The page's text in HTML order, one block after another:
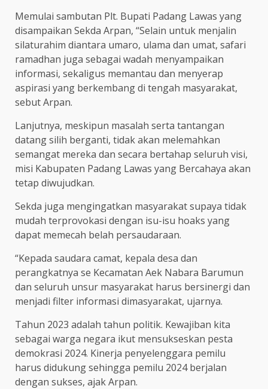
Memulai sambutan Plt. Bupati Padang Lawas yang
disampaikan Sekda Arpan, “Selain untuk menjalin
silaturahim diantara umaro, ulama dan umat, safari
ramadhan juga sebagai wadah menyampaikan
informasi, sekaligus memantau dan menyerap
aspirasi yang berkembang di tengah masyarakat,
sebut Arpan.
Lanjutnya, meskipun masalah serta tantangan
datang silih berganti, tidak akan melemahkan
semangat mereka dan secara bertahap seluruh visi,
misi Kabupaten Padang Lawas yang Bercahaya akan
tetap diwujudkan.
Sekda juga mengingatkan masyarakat supaya tidak
mudah terprovokasi dengan isu-isu hoaks yang
dapat memecah belah persaudaraan.
“Kepada saudara camat, kepala desa dan
perangkatnya se Kecamatan Aek Nabara Barumun
dan seluruh unsur masyarakat harus bersinergi dan
menjadi filter informasi dimasyarakat, ujarnya.
Tahun 2023 adalah tahun politik. Kewajiban kita
sebagai warga negara ikut mensukseskan pesta
demokrasi 2024. Kinerja penyelenggara pemilu
harus didukung sehingga pemilu 2024 berjalan
dengan sukses, ajak Arpan.